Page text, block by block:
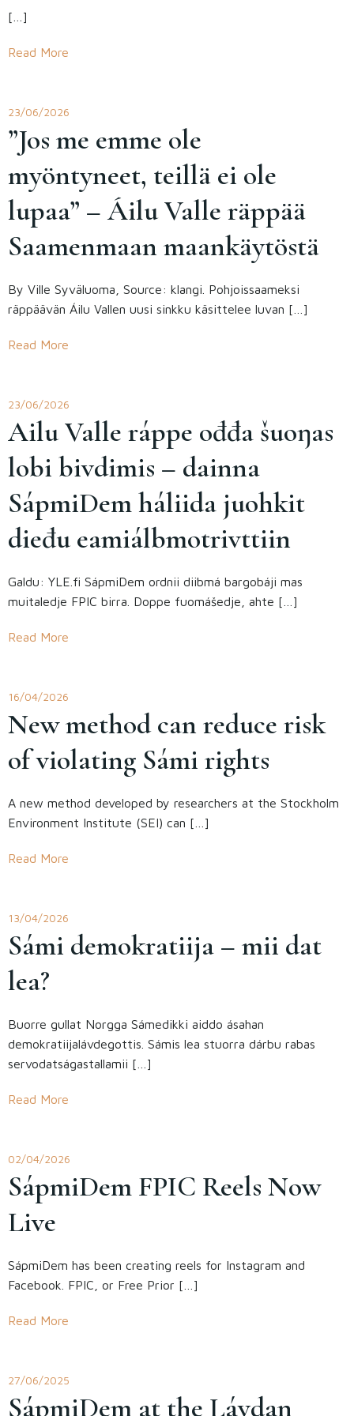
[…]
Read More
23/06/2026
”Jos me emme ole
myöntyneet, teillä ei ole
lupaa” – Áilu Valle räppää
Saamenmaan maankäytöstä
By Ville Syväluoma, Source: klangi. Pohjoissaameksi
räppäävän Áilu Vallen uusi sinkku käsittelee luvan […]
Read More
23/06/2026
Ailu Valle ráppe ođđa šuoŋas
lobi bivdimis – dainna
SápmiDem háliida juohkit
dieđu eami­álbmotrivttiin
Galdu: YLE.fi SápmiDem ordnii diibmá bargobáji mas
muitaledje FPIC birra. Doppe fuomášedje, ahte […]
Read More
16/04/2026
New method can reduce risk
of violating Sámi rights
A new method developed by researchers at the Stockholm
Environment Institute (SEI) can […]
Read More
13/04/2026
Sámi demokratiija – mii dat
lea?
Buorre gullat Norgga Sámedikki aiddo ásahan
demokratiijalávdegottis. Sámis lea stuorra dárbu rabas
servodatságastallamii […]
Read More
02/04/2026
SápmiDem FPIC Reels Now
Live
SápmiDem has been creating reels for Instagram and
Facebook. FPIC, or Free Prior […]
Read More
27/06/2025
SápmiDem at the Lávdan